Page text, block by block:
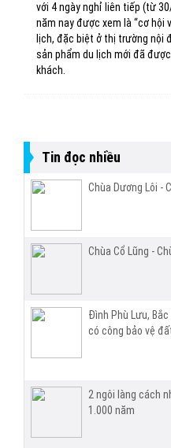
với 4 ngày nghỉ liên tiếp (từ
năm nay được xem là “cơ hội
lịch, đặc biệt ở thị trường nội
sản phẩm du lịch mới đã
khách.
Tin đọc nhiều
Chùa Dương Lôi -
Chùa Cổ Lũng -
Đình Phù Lưu,
có công bảo vệ
2 ngôi làng cách
1.000 năm